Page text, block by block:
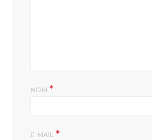
NOM*
E-MAIL *